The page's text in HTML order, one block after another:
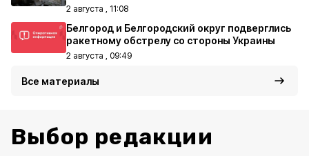
2 августа , 11:08
Белгород и Белгородский округ подверглись
ракетному обстрелу со стороны Украины
2 августа , 09:49
Все материалы
Выбор редакции